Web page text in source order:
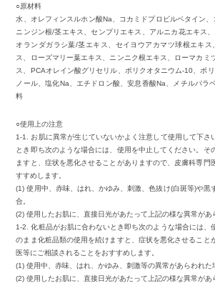
○原材料
水、オレフィンスルホン酸Na、コカミドプロビルベタイン
ニンジン根/茎エキス、センプリエキス、アルニカ花エキス
オランダガラシ葉/茎エキス、セイヨウアカマツ球根エキ
ス、ローズマリー葉エキス、ニンニク根エキス、ローマカミ
ス、PCAオレイン酸グリセリル、ポリクオタニウム-10、ポ
ノール、塩化Na、エチドロン酸、安息香酸Na、メチルパラ
料
○使用上の注意
1-1. お肌に異常が生じていないかよく注意して使用して下さ
とき即ち次のような場合には、使用を中止してください。そ
ますと、症状を悪化させることがありますので、皮膚科専門
すすめします。
(1) 使用中、赤味、はれ、かゆみ、刺激、色抜け(白斑等)や黒
合。
(2) 使用したお肌に、直接日光があたって上記の様な異常があ
1-2. 化粧品がお肌に合わないとき即ち次のような場合には、
のまま化粧品類の使用を続けますと、症状を悪化させること
医等にご相談されることをおすすめします。
(1) 使用中、赤味、はれ、かゆみ、刺激等の異常があらわれた
(2) 使用したお肌に、直接日光があたって上記の様な異常があ